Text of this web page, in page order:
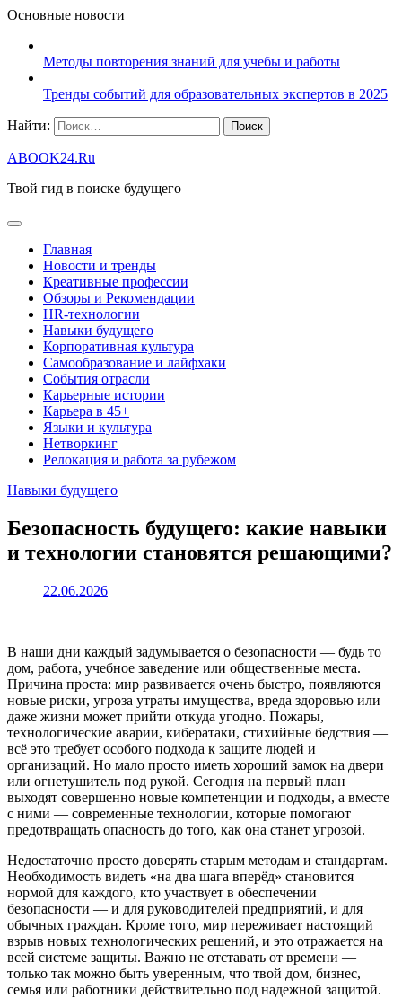
Основные новости
Методы повторения знаний для учебы и работы
Тренды событий для образовательных экспертов в 2025
Найти:
ABOOK24.Ru
Твой гид в поиске будущего
Главная
Новости и тренды
Креативные профессии
Обзоры и Рекомендации
HR‑технологии
Навыки будущего
Корпоративная культура
Самообразование и лайфхаки
События отрасли
Карьерные истории
Карьера в 45+
Языки и культура
Нетворкинг
Релокация и работа за рубежом
Навыки будущего
Безопасность будущего: какие навыки
и технологии становятся решающими?
22.06.2026
В наши дни каждый задумывается о безопасности — будь то
дом, работа, учебное заведение или общественные места.
Причина проста: мир развивается очень быстро, появляются
новые риски, угроза утраты имущества, вреда здоровью или
даже жизни может прийти откуда угодно. Пожары,
технологические аварии, кибератаки, стихийные бедствия —
всё это требует особого подхода к защите людей и
организаций. Но мало просто иметь хороший замок на двери
или огнетушитель под рукой. Сегодня на первый план
выходят совершенно новые компетенции и подходы, а вместе
с ними — современные технологии, которые помогают
предотвращать опасность до того, как она станет угрозой.
Недостаточно просто доверять старым методам и стандартам.
Необходимость видеть «на два шага вперёд» становится
нормой для каждого, кто участвует в обеспечении
безопасности — и для руководителей предприятий, и для
обычных граждан. Кроме того, мир переживает настоящий
взрыв новых технологических решений, и это отражается на
всей системе защиты. Важно не отставать от времени —
только так можно быть уверенным, что твой дом, бизнес,
семья или работники действительно под надежной защитой.